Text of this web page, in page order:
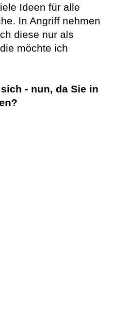
Ideen für alle
In Angriff nehmen
diese nur als
möchte ich
- nun, da Sie in